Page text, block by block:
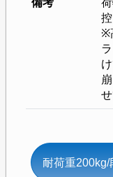
※
耐荷重200kg/